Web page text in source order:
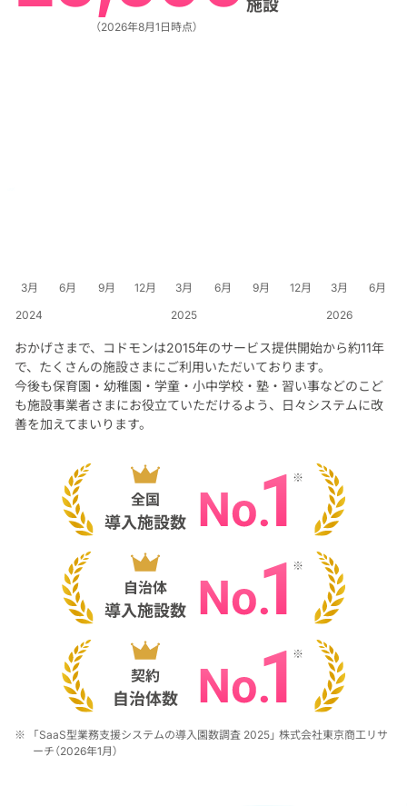
施設
（2026年8月1日時点）
3
2024
6 9 12
3
2025
6 9 12
3
2026
6
おかげさまで、コドモンは2015年のサービス提供開始から約11年
で、たくさんの施設さまにご利用いただいております。
今後も保育園・幼稚園・学童・小中学校・塾・習い事などのこど
も施設事業者さまにお役立ていただけるよう、日々システムに改
善を加えてまいります。
※
「SaaS型業務支援システムの導入園数調査 2025」 株式会社東京商工リサ
ーチ（2026年1月）